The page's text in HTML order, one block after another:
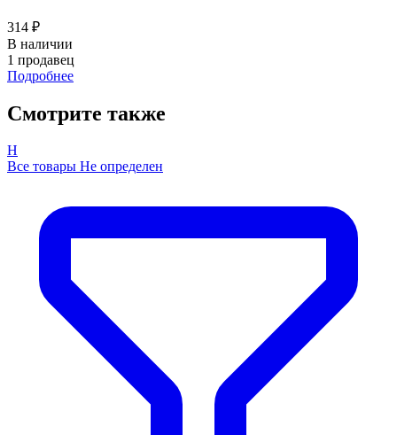
314 ₽
В наличии
1 продавец
Подробнее
Смотрите также
Н
Все товары Не определен